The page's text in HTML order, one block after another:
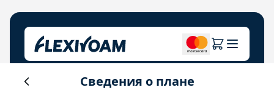
Изучите планы
Сведения о плане